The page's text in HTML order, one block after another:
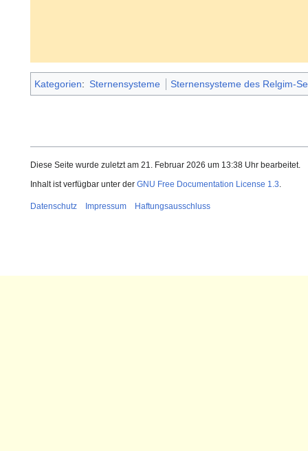
Kategorien: Sternensysteme Sternensysteme des Relgim-
Diese Seite wurde zuletzt am 21. Februar 2026 um 13:38 Uhr bearbeitet.
Inhalt ist verfügbar unter der GNU Free Documentation License 1.3
Datenschutz Impressum Haftungsausschluss